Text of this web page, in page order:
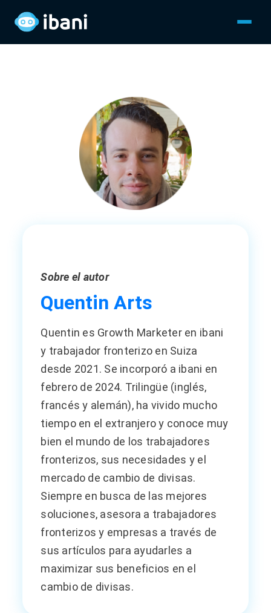
Sobre el autor
Quentin Arts
Quentin es Growth Marketer en ibani
y trabajador fronterizo en Suiza
desde 2021. Se incorporó a ibani en
febrero de 2024. Trilingüe (inglés,
francés y alemán), ha vivido mucho
tiempo en el extranjero y conoce muy
bien el mundo de los trabajadores
fronterizos, sus necesidades y el
mercado de cambio de divisas.
Siempre en busca de las mejores
soluciones, asesora a trabajadores
fronterizos y empresas a través de
sus artículos para ayudarles a
maximizar sus beneficios en el
cambio de divisas.